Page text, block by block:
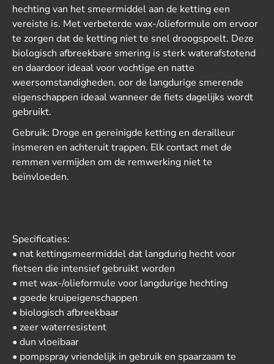
hechting van het smeermiddel aan de ketting een
vereiste is. Met verbeterde wax-/olieformule om ervoor
te zorgen dat de ketting niet te snel droogspoelt. Deze
biologisch afbreekbare smering is sterk waterafstotend
en daardoor ideaal voor vochtige en natte
weersomstandigheden. oor de langdurige smerende
eigenschappen ideaal wanneer de fiets dagelijks wordt
gebruikt.
Gebruik: Droge en gereinigde ketting en derailleur
insmeren en achteruit trappen. Elk contact met de
remmen vermijden om de remwerking niet te
beïnvloeden.
Specificaties:
• nat kettingsmeermiddel dat langdurig hecht voor
fietsen die intensief gebruikt worden
• met wax-/olieformule voor langdurige hechting
• goede kruipeigenschappen
• biologisch afbreekbaar
• zeer waterresistent
• dun vloeibaar
• pompspray vriendelijk in gebruik en spaarzaam te